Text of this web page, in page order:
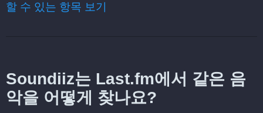
할 수 있는 항목 보기
Soundiiz는 Last.fm에서 같은 음
악을 어떻게 찾나요?